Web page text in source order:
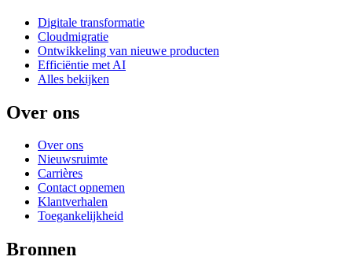
Digitale transformatie
Cloudmigratie
Ontwikkeling van nieuwe producten
Efficiëntie met AI
Alles bekijken
Over ons
Over ons
Nieuwsruimte
Carrières
Contact opnemen
Klantverhalen
Toegankelijkheid
Bronnen